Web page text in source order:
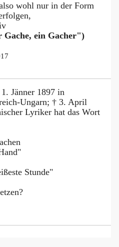
wohl nur in der Form
Gache, ein Gacher")
Jänner 1897 in
Ungarn; † 3. April
Lyriker hat das Wort
Stunde"